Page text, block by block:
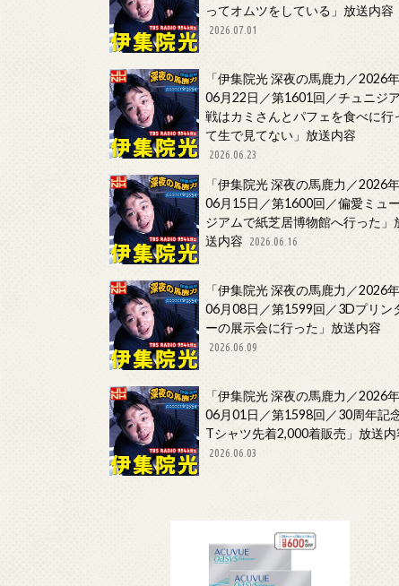
ってオムツをしている」放送内容
2026.07.01
「伊集院光 深夜の馬鹿力／2026年
06月22日／第1601回／チュニジア
戦はカミさんとパフェを食べに行
て生で見てない」放送内容
2026.06.23
「伊集院光 深夜の馬鹿力／2026年
06月15日／第1600回／偏愛ミュー
ジアムで紙芝居博物館へ行った」
送内容
2026.06.16
「伊集院光 深夜の馬鹿力／2026年
06月08日／第1599回／3Dプリン
ーの展示会に行った」放送内容
2026.06.09
「伊集院光 深夜の馬鹿力／2026年
06月01日／第1598回／30周年記
Tシャツ先着2,000着販売」放送内
2026.06.03